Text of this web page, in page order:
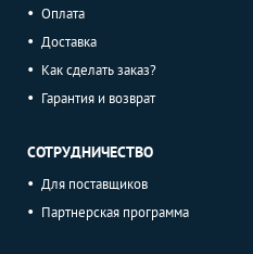
Оплата
Доставка
Как сделать заказ?
Гарантия и возврат
СОТРУДНИЧЕСТВО
Для поставщиков
Партнерская программа